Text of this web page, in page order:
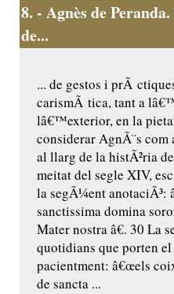
8. - Agnès de
de...
... de gestos i prÃ
carismÃ tica, tant a
lâ€™exterior, en la
considerar AgnÃ¨s
al llarg de la histÃ²ria
meitat del segle XIV,
la segÃ¼ent
sanctissima domina
Mater nostra â€. 30 La
quotidians que porten
pacientment: â€œels
de sancta ...